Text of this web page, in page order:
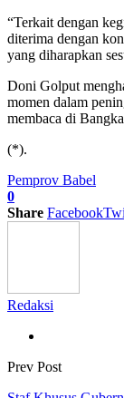
“Terkait dengan
diterima dengan
yang diharapkan
Doni Golput
momen dalam
membaca di
(*).
Pemprov Babel
0
Share Facebook
Redaksi
Prev Post